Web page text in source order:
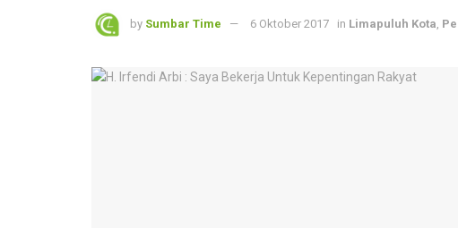
by Sumbar Time 6 Oktober 2017 in Limapuluh Kota